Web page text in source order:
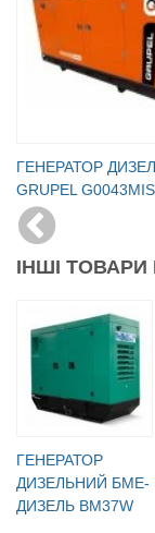
ГЕНЕРАТОР
GRUPEL
ІНШІ ТОВАРИ
ГЕНЕРАТОР
ДИЗЕЛЬНИЙ БМЕ-
ДИЗЕЛЬ BM37W